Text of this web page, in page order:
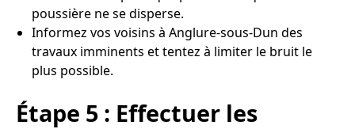
poussière ne se disperse.
Informez vos voisins à Anglure-sous-Dun des
travaux imminents et tentez à limiter le bruit le
plus possible.
Étape 5 : Effectuer les